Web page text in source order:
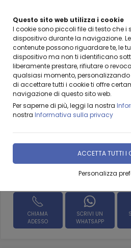
Questo sito web utilizza i cookie
I cookie sono piccoli file di testo che
dispositivo durante la navigazione.
contenute possono riguardare te, le
dispositivo ma non ti identificano
liberamente prestare, rifiutare o
qualsiasi momento, personalizzando
di accettare tutti i cookie ti offre
navigazione di questo sito web.
Per saperne di più, leggi la nostra
nostra Informativa sulla privacy
ACCETTA TUTTI I
Personalizza
BENVENUTI DA
Home Prodotti & Servizi CROSTA LAVICA
Gradino in Pietra
DISPONIBILITÀ IMMEDIATA
Richiedi
CHIAMA
ADESSO
SCRIVI UN
WHATSAPP